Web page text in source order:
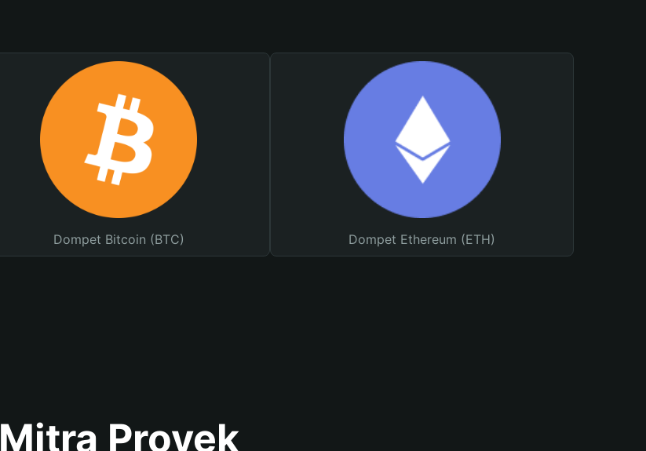
Dompet Bitcoin (BTC) Dompet Ethereum (ETH)
Mitra Proyek